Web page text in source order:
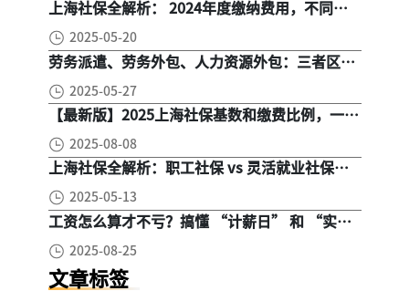
上海社保全解析： 2024年度缴纳费用，不同人
2025-05-20
劳务派遣、劳务外包、人力资源外包：三者区
2025-05-27
【最新版】2025上海社保基数和缴费比例，一文
2025-08-08
上海社保全解析：职工社保 vs 灵活就业社保，
2025-05-13
工资怎么算才不亏？搞懂 “计薪日” 和 “实际
2025-08-25
文章标签